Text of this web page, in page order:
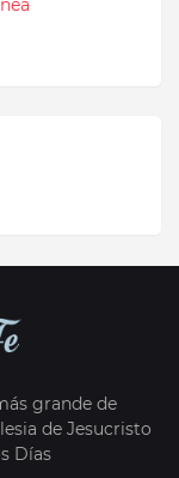
grande de
de Jesucristo
Días